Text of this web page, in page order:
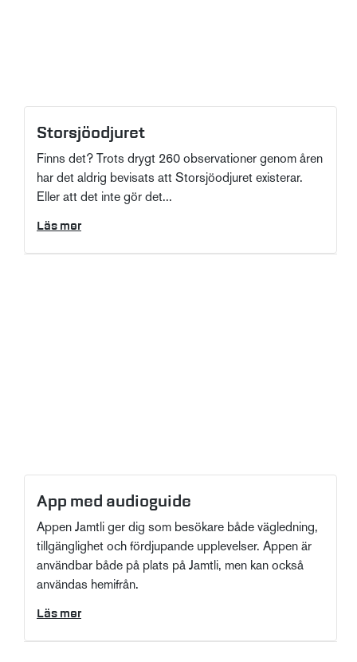
Storsjöodjuret
Finns det? Trots drygt 260 observationer genom åren
har det aldrig bevisats att Storsjöodjuret existerar.
Eller att det inte gör det...
Läs mer
App med audioguide
Appen Jamtli ger dig som besökare både vägledning,
tillgänglighet och fördjupande upplevelser. Appen är
användbar både på plats på Jamtli, men kan också
användas hemifrån.
Läs mer